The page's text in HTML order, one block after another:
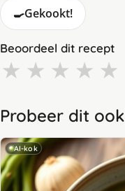
🍳Gekookt!
Beoordeel dit recept
★ ★ ★ ★ ★
Probeer dit ook
AI-kok